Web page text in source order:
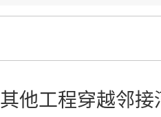
其他工程穿越邻接